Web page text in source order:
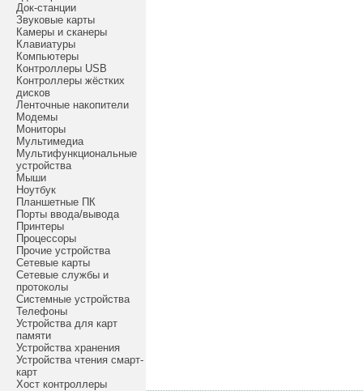
Док-станции
Звуковые карты
Камеры и сканеры
Клавиатуры
Компьютеры
Контроллеры USB
Контроллеры жёстких
дисков
Ленточные накопители
Модемы
Мониторы
Мультимедиа
Мультифункциональные
устройства
Мыши
Ноутбук
Планшетные ПК
Порты ввода/вывода
Принтеры
Процессоры
Прочие устройства
Сетевые карты
Сетевые службы и
протоколы
Системные устройства
Телефоны
Устройства для карт
памяти
Устройства хранения
Устройства чтения смарт-
карт
Хост контроллеры